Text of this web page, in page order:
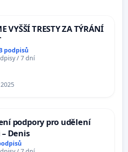
VYŠŠÍ TRESTY ZA TÝRÁNÍ
podpisů
/ 7 dní
podpory pro udělení
Denis